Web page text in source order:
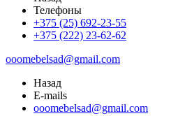
Телефоны
+375 (25) 692-23-55
+375 (222) 23-62-62
ooomebelsad@gmail.com
Назад
E-mails
ooomebelsad@gmail.com